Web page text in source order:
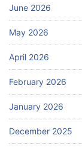
June 2026
May 2026
April 2026
February 2026
January 2026
December 2025